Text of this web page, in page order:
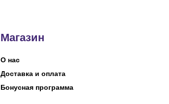
Магазин
О нас
Доставка и оплата
Бонусная программа